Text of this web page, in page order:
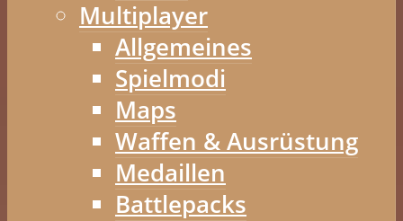
Multiplayer
Allgemeines
Spielmodi
Maps
Waffen & Ausrüstung
Medaillen
Battlepacks